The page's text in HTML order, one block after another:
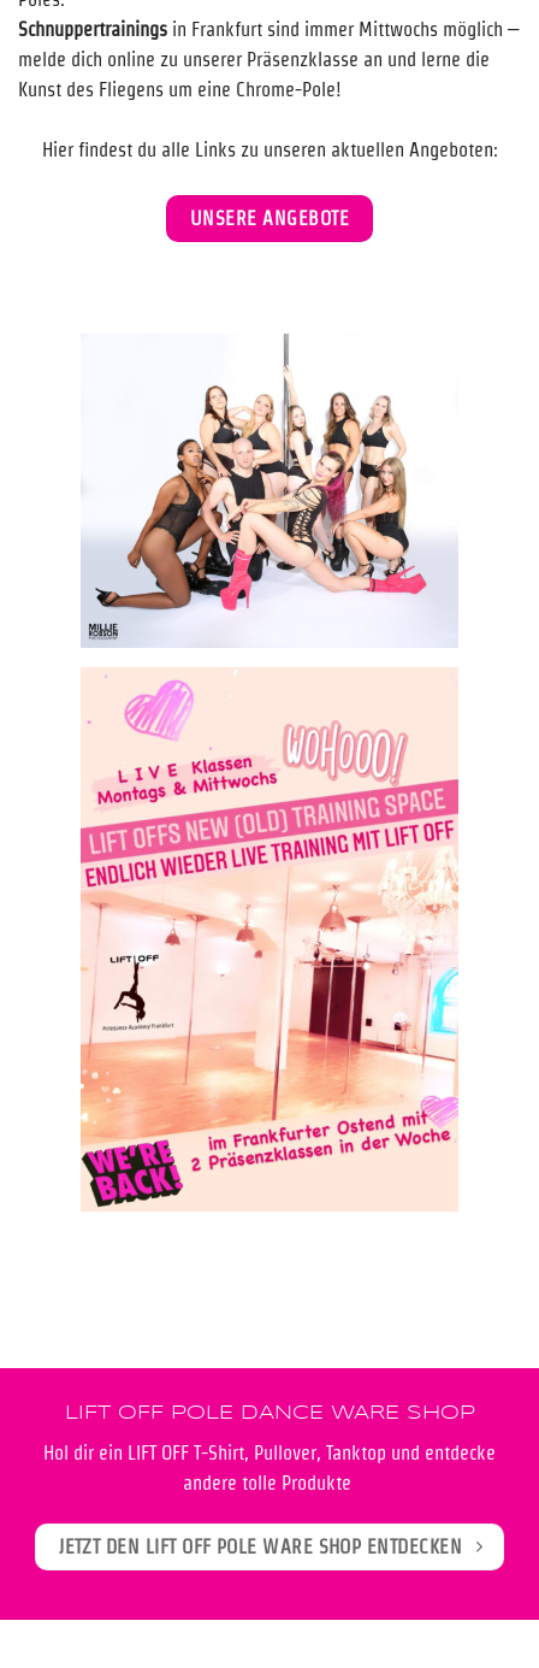
Schnuppertrainings in Frankfurt sind immer Mittwochs möglich –
melde dich online zu unserer Präsenzklasse an und lerne die
Kunst des Fliegens um eine Chrome-Pole!
Hier findest du alle Links zu unseren aktuellen Angeboten:
UNSERE ANGEBOTE
LIFT OFF POLE DANCE WARE SHOP
Hol dir ein LIFT OFF T-Shirt, Pullover, Tanktop und entdecke
andere tolle Produkte
JETZT DEN LIFT OFF POLE WARE SHOP ENTDECKEN